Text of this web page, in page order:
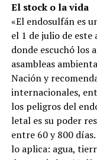
El stock o la vida
«El endosulfán es
el 1 de julio de
donde escuchó los
asambleas
Nación y
internacionales,
los peligros del
letal es su poder
entre 60 y 800
lo aplica: agua,